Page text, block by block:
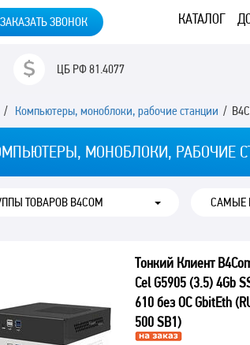
КАТАЛОГ
ЗАКАЗАТЬ ЗВОНОК
ЦБ РФ81.4077
Компьютеры, моноблоки, рабочие станции /
МОНОБЛОКИ, РАБОЧИЕ
ТОВАРОВ B4COM
Тонкий Клиент
Cel G5905 (3.5) 4Gb
610 без ОС GbitEth
500 SB1)